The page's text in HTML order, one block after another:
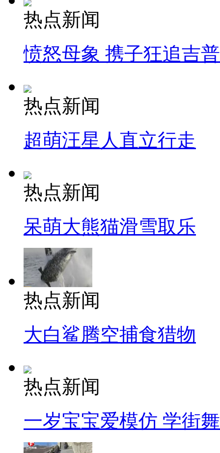
热点新闻
愤怒母象 携子狂追吉
热点新闻
超萌汪星人直立行走
热点新闻
呆萌大熊猫滑雪取乐
热点新闻
大白鲨腾空捕食猎物
热点新闻
一岁宝宝爱模仿 学街